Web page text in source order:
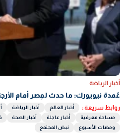
أخبار الرياضة
عُمدة نيويورك: ما حدث لمِصر أمام
روابط سريعة : أخبار العالم أخبار الرياضة
مساحة معرفية
أخبار عاجلة أخبار الصحة
ومضات الأسبوع
نبض المجتمع